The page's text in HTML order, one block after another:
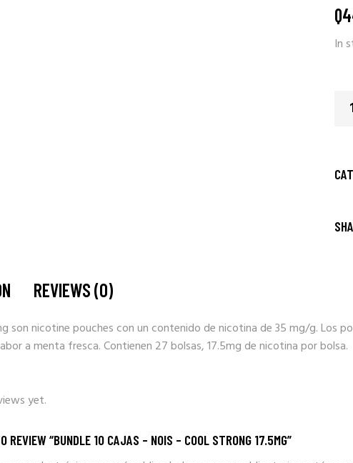
Q
In
REVIEWS (0)
son nicotine pouches con un contenido de nicotina de 35 mg/g. Los
a menta fresca. Contienen 27 bolsas, 17.5mg de nicotina por bolsa.
yet.
REVIEW “BUNDLE 10 CAJAS – NOIS – COOL STRONG 17.5MG”